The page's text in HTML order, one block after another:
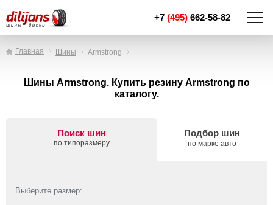
+7 (495) 662-58-82
Главная Шины Armstrong
Шины Armstrong. Купить резину Armstrong по
каталогу.
Поиск шин
по типоразмеру
Подбор шин
по марке авто
Выберите размер: